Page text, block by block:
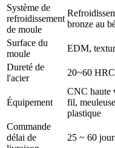
Système de
refroidissement
de moule
bronze au
Surface du
moule
EDM,
Dureté de
l'acier
20~60 HRC
Équipement
CNC haute
fil,
plastique
Commande
délai de
25 ~ 60